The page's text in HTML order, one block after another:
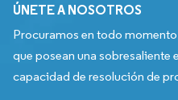
ÚNETE A NOSOTROS
Procuramos en todo
que posean una sobresaliente
capacidad de resolución de